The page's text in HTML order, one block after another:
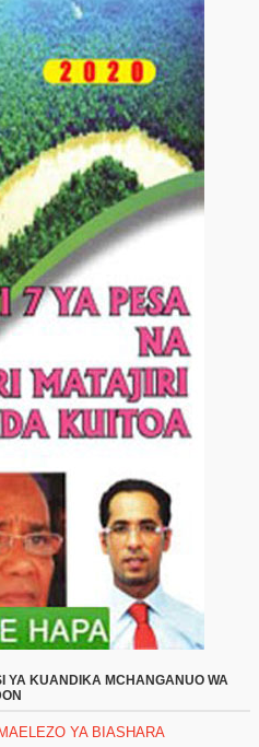
YA KUANDIKA MCHANGANUO WA
YA BIASHARA